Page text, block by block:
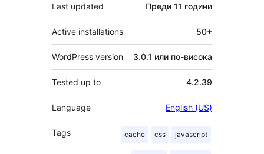
Last updated Преди 11 години
Active installations 50+
WordPress version 3.0.1 или по-висока
Tested up to 4.2.39
Language English (US)
Tags cache css javascript